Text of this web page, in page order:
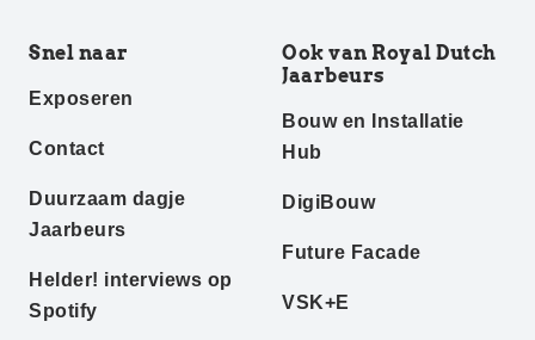
Snel naar
Exposeren
Contact
Duurzaam dagje
Jaarbeurs
Helder! interviews op
Spotify
Ook van Royal Dutch
Jaarbeurs
Bouw en Installatie
Hub
DigiBouw
Future Facade
VSK+E